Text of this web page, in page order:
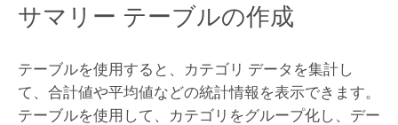
サマリー テーブルの作成
テーブルを使用すると、カテゴリ データを集計し
て、合計値や平均値などの統計情報を表示できます。
テーブルを使用して、カテゴリをグループ化し、デー